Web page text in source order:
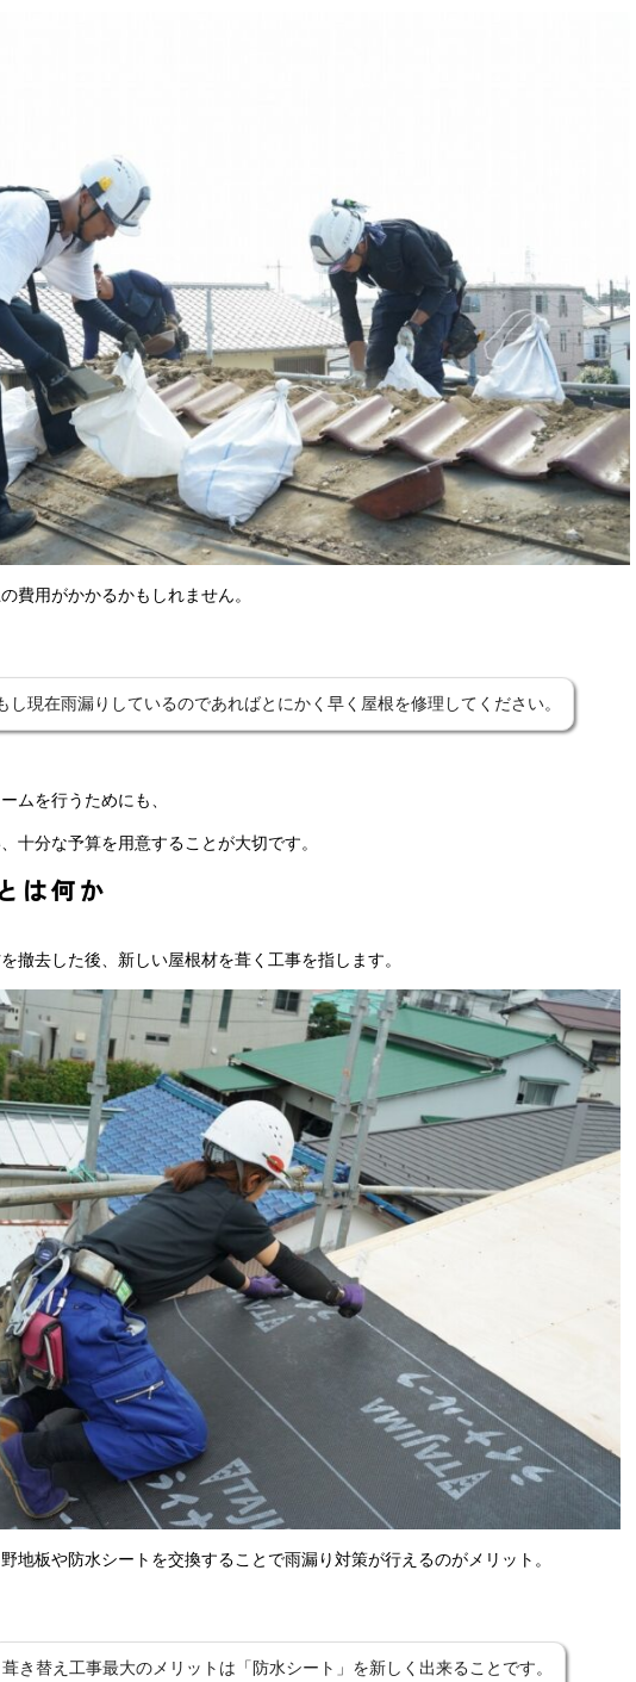
費用がかかるかもしれません。
し現在雨漏りしているのであればとにかく早く屋根を修理してください。
ムを行うためにも、
十分な予算を用意することが大切です。
は何か
撤去した後、新しい屋根材を葺く工事を指します。
地板や防水シートを交換することで雨漏り対策が行えるのがメリット。
葺き替え工事最大のメリットは「防水シート」を新しく出来ることです。